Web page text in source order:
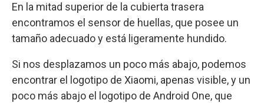
En la mitad superior de la cubierta trasera
encontramos el sensor de huellas, que posee un
tamaño adecuado y está ligeramente hundido.
Si nos desplazamos un poco más abajo, podemos
encontrar el logotipo de Xiaomi, apenas visible, y un
poco más abajo el logotipo de Android One, que